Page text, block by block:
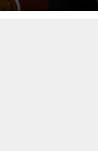
Aguirre